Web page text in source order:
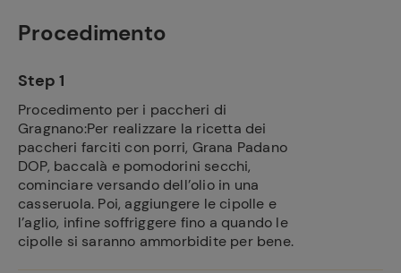
Procedimento
Step 1
Procedimento per i paccheri di
Gragnano:Per realizzare la ricetta dei
paccheri farciti con porri, Grana Padano
DOP, baccalà e pomodorini secchi,
cominciare versando dell’olio in una
casseruola. Poi, aggiungere le cipolle e
l’aglio, infine soffriggere fino a quando le
cipolle si saranno ammorbidite per bene.